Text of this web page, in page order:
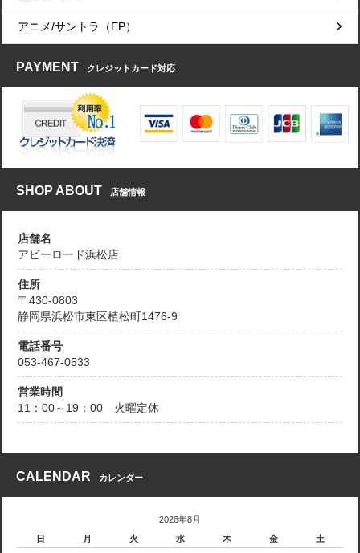
アニメ/サントラ（EP）
PAYMENT クレジットカード対応
SHOP ABOUT 店舗情報
店舗名
アビーロード浜松店
住所
〒430-0803
静岡県浜松市東区植松町1476-9
電話番号
053-467-0533
営業時間
11：00～19：00 火曜定休
CALENDAR カレンダー
2026年8月
日
月 火 水 木 金 土